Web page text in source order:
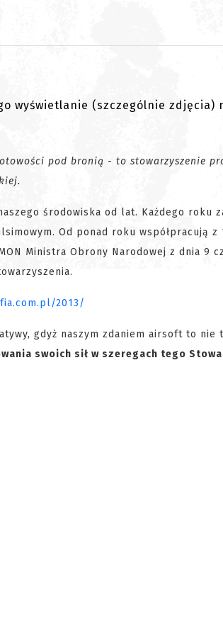
wyświetlanie (szczególnie zdjęcia)
pod bronią - to stowarzyszenie
środowiska od lat. Każdego roku
Od ponad roku współpracują z
Ministra Obrony Narodowej z dnia 9
2013/
gdyż naszym zdaniem airsoft to nie
swoich sił w szeregach tego